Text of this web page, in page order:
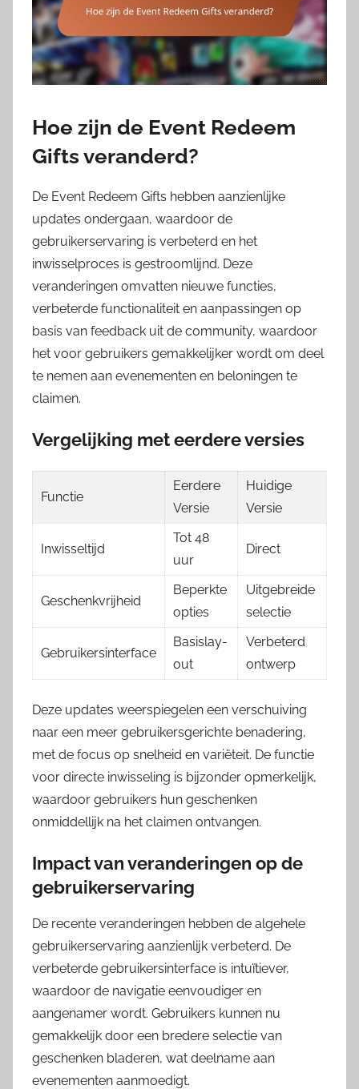
Hoe zijn de Event Redeem
Gifts veranderd?
De Event Redeem Gifts hebben aanzienlijke
updates ondergaan, waardoor de
gebruikerservaring is verbeterd en het
inwisselproces is gestroomlijnd. Deze
veranderingen omvatten nieuwe functies,
verbeterde functionaliteit en aanpassingen op
basis van feedback uit de community, waardoor
het voor gebruikers gemakkelijker wordt om deel
te nemen aan evenementen en beloningen te
claimen.
Vergelijking met eerdere versies
Functie
Eerdere
Versie
Huidige
Versie
Inwisseltijd
Tot 48
uur
Direct
Geschenkvrijheid
Beperkte
opties
Uitgebreide
selectie
Gebruikersinterface
Basislay-
out
Verbeterd
ontwerp
Deze updates weerspiegelen een verschuiving
naar een meer gebruikersgerichte benadering,
met de focus op snelheid en variëteit. De functie
voor directe inwisseling is bijzonder opmerkelijk,
waardoor gebruikers hun geschenken
onmiddellijk na het claimen ontvangen.
Impact van veranderingen op de
gebruikerservaring
De recente veranderingen hebben de algehele
gebruikerservaring aanzienlijk verbeterd. De
verbeterde gebruikersinterface is intuïtiever,
waardoor de navigatie eenvoudiger en
aangenamer wordt. Gebruikers kunnen nu
gemakkelijk door een bredere selectie van
geschenken bladeren, wat deelname aan
evenementen aanmoedigt.